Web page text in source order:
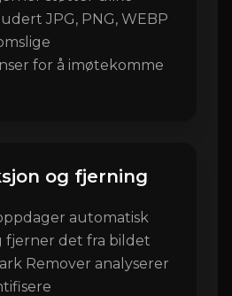
JPG, PNG, WEBP
for å imøtekomme
og fjerning
automatisk
fjerner det fra bildet
Remover analyserer